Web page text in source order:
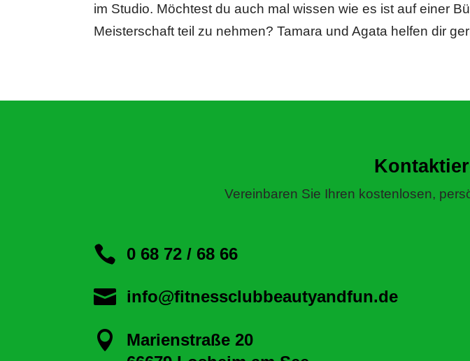
im Studio. Möchtest du auch mal wissen wie es ist auf einer
Meisterschaft teil zu nehmen? Tamara und Agata helfen dir
Vereinbaren Sie Ihren kostenlosen,
 0 68 72 / 68 66
 info@fitnessclubbeautyandfun.de

Marienstraße 20